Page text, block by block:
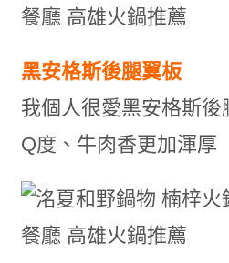
黑安格斯後腿翼板
我個人很愛黑安格斯
Q度、牛肉香更加渾厚